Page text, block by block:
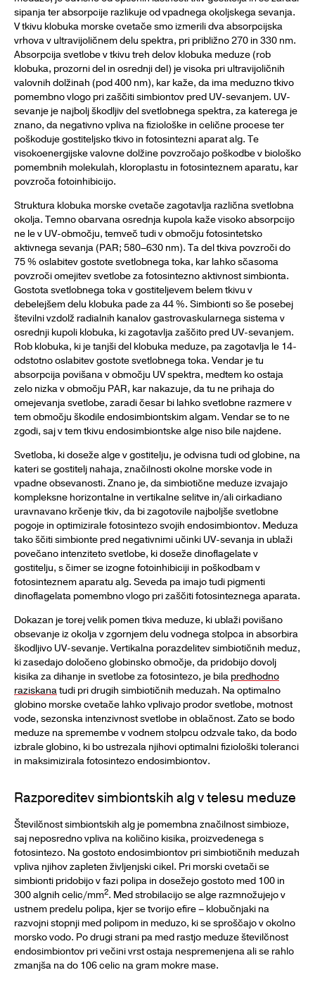
sipanja ter absorpcije razlikuje od vpadnega okoljskega sevanja.
V tkivu klobuka morske cvetače smo izmerili dva absorpcijska
vrhova v ultravijoličnem delu spektra, pri približno 270 in 330 nm.
Absorpcija svetlobe v tkivu treh delov klobuka meduze (rob
klobuka, prozorni del in osrednji del) je visoka pri ultravijoličnih
valovnih dolžinah (pod 400 nm), kar kaže, da ima meduzno tkivo
pomembno vlogo pri zaščiti simbiontov pred UV-sevanjem. UV-
sevanje je najbolj škodljiv del svetlobnega spektra, za katerega je
znano, da negativno vpliva na fiziološke in celične procese ter
poškoduje gostiteljsko tkivo in fotosintezni aparat alg. Te
visokoenergijske valovne dolžine povzročajo poškodbe v biološko
pomembnih molekulah, kloroplastu in fotosinteznem aparatu, kar
povzroča fotoinhibicijo.
Struktura klobuka morske cvetače zagotavlja različna svetlobna
okolja. Temno obarvana osrednja kupola kaže visoko absorpcijo
ne le v UV-območju, temveč tudi v območju fotosintetsko
aktivnega sevanja (PAR; 580–630 nm). Ta del tkiva povzroči do
75 % oslabitev gostote svetlobnega toka, kar lahko sčasoma
povzroči omejitev svetlobe za fotosintezno aktivnost simbionta.
Gostota svetlobnega toka v gostiteljevem belem tkivu v
debelejšem delu klobuka pade za 44 %. Simbionti so še posebej
številni vzdolž radialnih kanalov gastrovaskularnega sistema v
osrednji kupoli klobuka, ki zagotavlja zaščito pred UV-sevanjem.
Rob klobuka, ki je tanjši del klobuka meduze, pa zagotavlja le 14-
odstotno oslabitev gostote svetlobnega toka. Vendar je tu
absorpcija povišana v območju UV spektra, medtem ko ostaja
zelo nizka v območju PAR, kar nakazuje, da tu ne prihaja do
omejevanja svetlobe, zaradi česar bi lahko svetlobne razmere v
tem območju škodile endosimbiontskim algam. Vendar se to ne
zgodi, saj v tem tkivu endosimbiontske alge niso bile najdene.
Svetloba, ki doseže alge v gostitelju, je odvisna tudi od globine, na
kateri se gostitelj nahaja, značilnosti okolne morske vode in
vpadne obsevanosti. Znano je, da simbiotične meduze izvajajo
kompleksne horizontalne in vertikalne selitve in/ali cirkadiano
uravnavano krčenje tkiv, da bi zagotovile najboljše svetlobne
pogoje in optimizirale fotosintezo svojih endosimbiontov. Meduza
tako ščiti simbionte pred negativnimi učinki UV-sevanja in ublaži
povečano intenziteto svetlobe, ki doseže dinoflagelate v
gostitelju, s čimer se izogne fotoinhibiciji in poškodbam v
fotosinteznem aparatu alg. Seveda pa imajo tudi pigmenti
dinoflagelata pomembno vlogo pri zaščiti fotosinteznega aparata.
Dokazan je torej velik pomen tkiva meduze, ki ublaži povišano
obsevanje iz okolja v zgornjem delu vodnega stolpca in absorbira
škodljivo UV-sevanje. Vertikalna porazdelitev simbiotičnih meduz,
ki zasedajo določeno globinsko območje, da pridobijo dovolj
kisika za dihanje in svetlobe za fotosintezo, je bila predhodno
raziskanatudi pri drugih simbiotičnih meduzah. Na optimalno
globino morske cvetače lahko vplivajo prodor svetlobe, motnost
vode, sezonska intenzivnost svetlobe in oblačnost. Zato se bodo
meduze na spremembe v vodnem stolpcu odzvale tako, da bodo
izbrale globino, ki bo ustrezala njihovi optimalni fiziološki toleranci
in maksimizirala fotosintezo endosimbiontov.
Razporeditev simbiontskih alg v telesu meduze
Številčnost simbiontskih alg je pomembna značilnost simbioze,
saj neposredno vpliva na količino kisika, proizvedenega s
fotosintezo. Na gostoto endosimbiontov pri simbiotičnih meduzah
vpliva njihov zapleten življenjski cikel. Pri morski cvetači se
simbionti pridobijo v fazi polipa in dosežejo gostoto med 100 in
300 algnih celic/mm2. Med strobilacijo se alge razmnožujejo v
ustnem predelu polipa, kjer se tvorijo efire – klobučnjaki na
razvojni stopnji med polipom in meduzo, ki se sproščajo v okolno
morsko vodo. Po drugi strani pa med rastjo meduze številčnost
endosimbiontov pri večini vrst ostaja nespremenjena ali se rahlo
zmanjša na do 106 celic na gram mokre mase.